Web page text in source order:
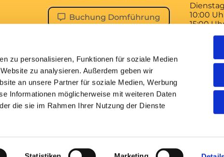
zu personalisieren, Funktionen für soziale Medien
zu analysieren. Außerdem geben wir
an unsere Partner für soziale Medien, Werbung
Informationen möglicherweise mit weiteren Daten
die sie im Rahmen Ihrer Nutzung der Dienste
Buchung Domführung
10:00
15:00
bleibt